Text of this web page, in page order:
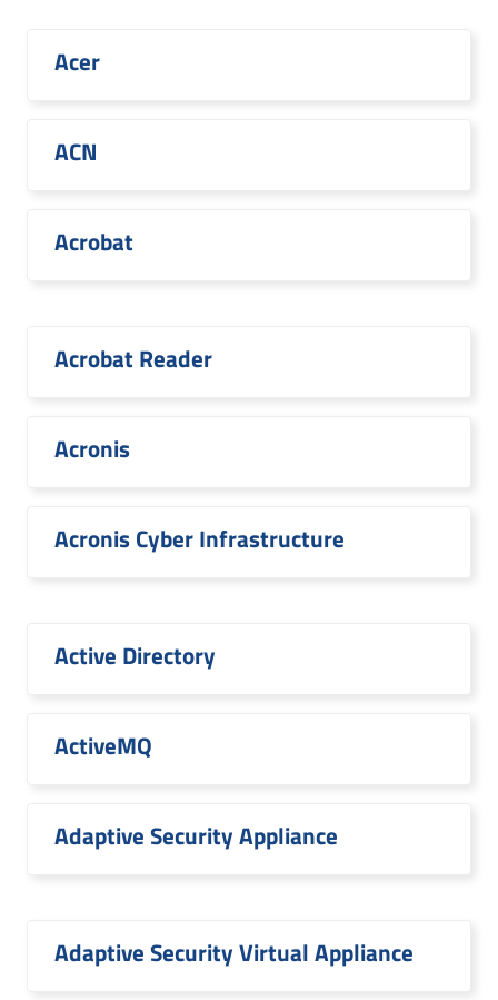
Acer
ACN
Acrobat
Acrobat Reader
Acronis
Acronis Cyber Infrastructure
Active Directory
ActiveMQ
Adaptive Security Appliance
Adaptive Security Virtual Appliance